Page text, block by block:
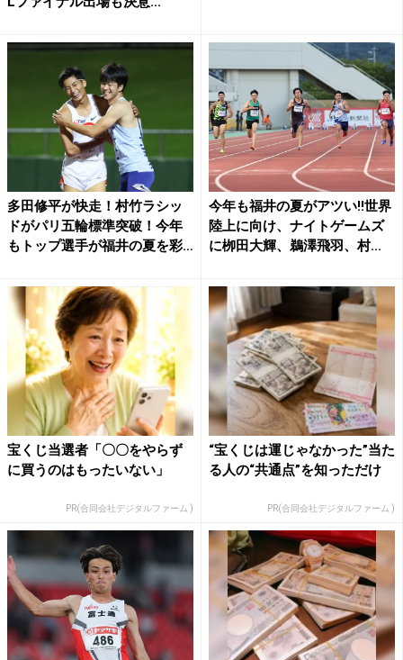
多田修平が快走！村竹ラシッ
ドがパリ五輪標準突破！今年
もトップ選手が福井の夏を彩
今年も福井の夏がアツい!!世界
陸上に向け、ナイトゲームズ
に栁田大輝、鵜澤飛羽、村...
宝くじ当選者「〇〇をやらず
に買うのはもったいない」
PR(合同会社デジタルファーム )
“宝くじは運じゃなかった”当た
る人の“共通点”を知っただけ
PR(合同会社デジタルファーム )